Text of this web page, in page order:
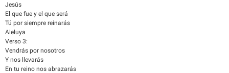
Jesús
El que fue y el que será
Tú por siempre reinarás
Aleluya
Verso 3:
Vendrás por nosotros
Y nos llevarás
En tu reino nos abrazarás